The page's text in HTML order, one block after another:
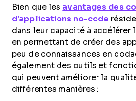
Bien que les avantages des
d’applications no-code
dans leur capacité à accélérer
en permettant de créer des
peu de connaissances en
également des outils et
qui peuvent améliorer la
différentes manières :